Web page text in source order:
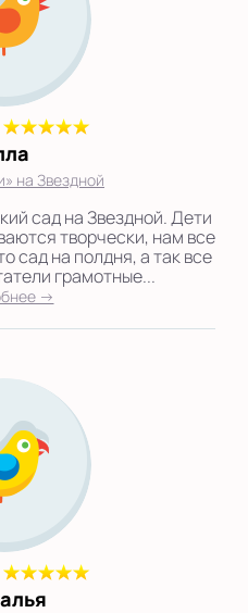
на Звездной
сад на Звездной. Дети
творчески, нам все
сад на полдня, а так все
грамотные...
→